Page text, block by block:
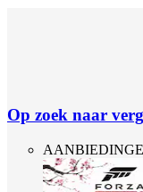
Op zoek naar